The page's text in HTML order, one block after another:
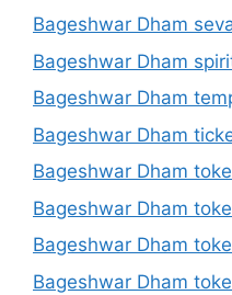
Bageshwar Dham
Bageshwar Dham
Bageshwar Dham
Bageshwar Dham
Bageshwar Dham
Bageshwar Dham
Bageshwar Dham
Bageshwar Dham